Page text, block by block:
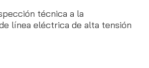
técnica a la
línea eléctrica de alta tensión